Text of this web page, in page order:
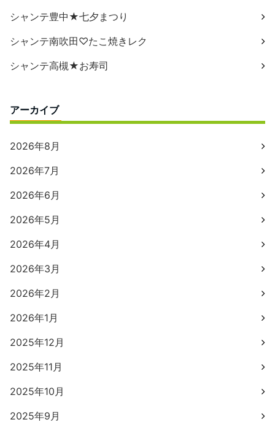
シャンテ豊中★七夕まつり
シャンテ南吹田♡たこ焼きレク
シャンテ高槻★お寿司
アーカイブ
2026年8月
2026年7月
2026年6月
2026年5月
2026年4月
2026年3月
2026年2月
2026年1月
2025年12月
2025年11月
2025年10月
2025年9月